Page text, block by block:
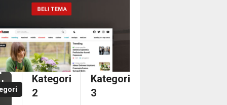
Kategori
2
Kategori
3